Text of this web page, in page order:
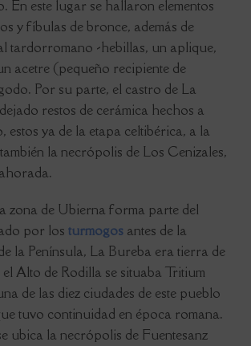
En este lugar se hallaron elementos
y fíbulas de bronce, además de
tardorromano -hebillas, un aplique,
acetre (pequeño recipiente de
Por su parte, el castro de La
restos de cerámica hechos a
estos ya de la etapa celtibérica, a la
la necrópolis de Los Cenizales,
zona de Ubierna forma parte del
por los turmogos antes de la
la Península, La Bureba era tierra de
el Alto de Rodilla se situaba Tritium
de las diez ciudades de este pueblo
tuvo continuidad en época romana.
ubica la necrópolis de Fuentesanz